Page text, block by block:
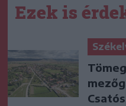
Ezek is